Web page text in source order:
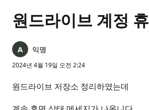
뛰
기
원드라이브 계정
익명
2024년 4월 19일 오전 2:24
원드라이브 저장소 정리하였는데